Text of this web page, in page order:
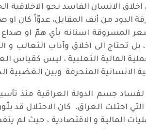
اخلاق الانسان الفاسد نحو
الدود من أنف المقابل، عدوّاً كان
المسروقة اسنانه بأي همّ او
بل تحتاج الى اخلاق وآداب الثعالب و
المالية الثعلبية ، ليس كقياس
الانسانية المنحرفة وبين الغضبية
، التي احتلت العراق. كان الاحتلال قد
المالية و الاقتصادية ، حيث لم